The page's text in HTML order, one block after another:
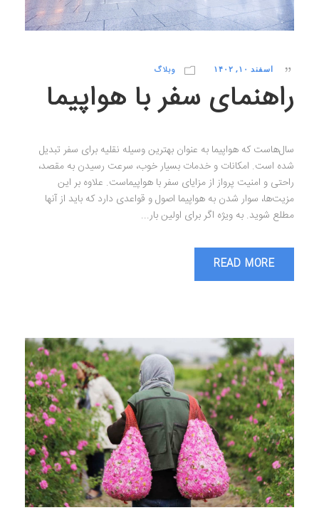
اسفند ۱۰, ۱۴۰۲ وبلاگ
راهنمای سفر با هواپیما
سال‌هاست که هواپیما به عنوان بهترین وسیله نقلیه برای سفر تبدیل
شده است. امکانات و خدمات بسیار خوب، سرعت رسیدن به مقصد،
راحتی و امنیت پرواز از مزایای سفر با هواپیماست. علاوه بر این
مزیت‌ها، سوار شدن به هواپیما اصول و قواعدی دارد که باید از آنها
مطلع شوید. به ویژه اگر برای اولین بار...
READ MORE